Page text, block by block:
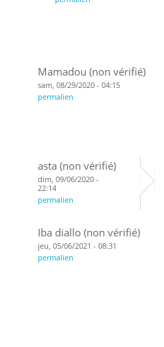
Mamadou (non vérifié)
sam, 08/29/2020 - 04:15
permalien
asta (non vérifié)
dim, 09/06/2020 -
22:14
permalien
Iba diallo (non vérifié)
jeu, 05/06/2021 - 08:31
permalien